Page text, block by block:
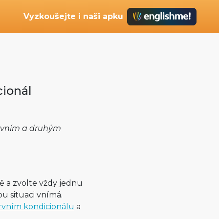
Vyzkoušejte i naši apku
a druhým
a zvolte vždy jednu
situaci vnímá.
kondicionálu a